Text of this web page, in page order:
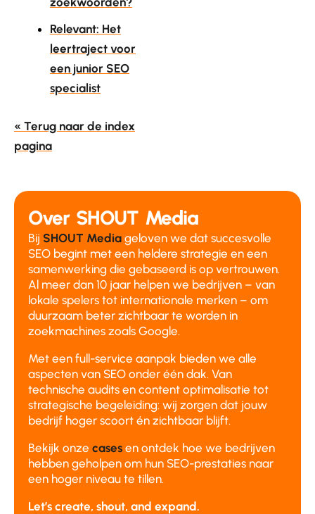
Relevant: Het
leertraject voor
een junior SEO
specialist
« Terug naar de index
pagina
Over SHOUT Media
Bij SHOUT Media geloven we dat succesvolle
SEO begint met een heldere strategie en een
samenwerking die gebaseerd is op vertrouwen.
Al meer dan 10 jaar helpen we bedrijven – van
lokale spelers tot internationale merken – om
duurzaam beter zichtbaar te worden in
zoekmachines zoals Google.
Met een full-service aanpak bieden we alle
aspecten van SEO onder één dak. Van
technische audits en content optimalisatie tot
strategische begeleiding: wij zorgen dat jouw
bedrijf hoger scoort én zichtbaar blijft.
Bekijk onze cases en ontdek hoe we bedrijven
hebben geholpen om hun SEO-prestaties naar
een hoger niveau te tillen.
Let’s create, shout, and expand.